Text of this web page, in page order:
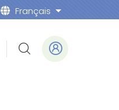
Français Lister les